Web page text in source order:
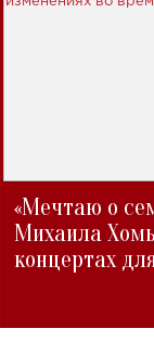
«Мечтаю о
Михаила
концертах